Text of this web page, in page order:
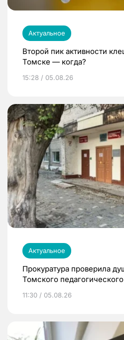
Актуальное
Второй пик активности
Томске — когда?
15:28 / 05.08.26
Актуальное
Прокуратура проверила
Томского
11:30 / 05.08.26